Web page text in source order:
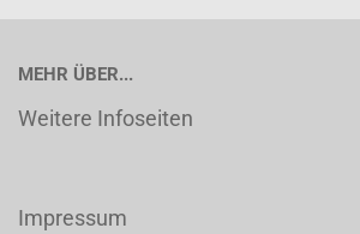
MEHR ÜBER...
Weitere Infoseiten
Impressum